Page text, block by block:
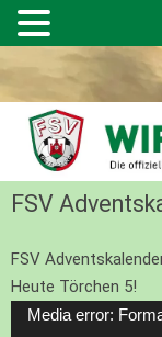
FSV
FSV
Heute Törchen 5!
Video-
Media error: